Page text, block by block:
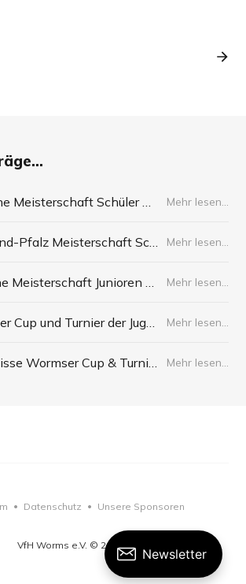
Mehr lesen...
Mehr lesen...
Mehr lesen...
Mehr lesen...
Mehr lesen...
VfH Worms e.V. © 2026
• Datenschutz • Unsere Sponsoren